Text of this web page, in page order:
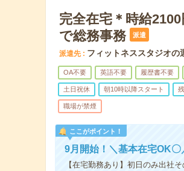
完全在宅＊時給
で総務事務
派遣
派遣先 フィットネススタジオの
OA不要 英語不要 履歴書不要
土日祝休 朝10時以降スタート
職場が禁煙
ここがポイント！
9月開始！＼基本在宅OK〇
【在宅勤務あり】初日のみ出社